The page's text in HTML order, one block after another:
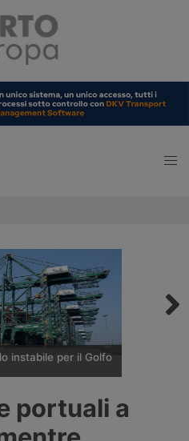
instabile per il Golfo
verso il Golfo
Rosso, ma nel 2026 lo
e la chiusura dello
portuali a